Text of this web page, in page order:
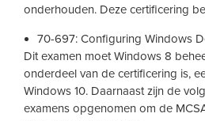
onderhouden. Deze certificering
70-697: Configuring Windows
Dit examen moet Windows 8
onderdeel van de certificering is,
Windows 10. Daarnaast zijn de
examens opgenomen om de